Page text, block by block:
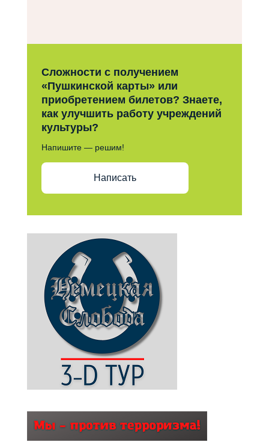
Сложности с получением
«Пушкинской карты» или
приобретением билетов? Знаете,
как улучшить работу учреждений
культуры?
Напишите — решим!
Написать